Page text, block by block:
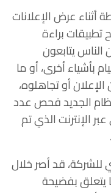
عرض الإعلانات
تطبيقات براءة
الناس يتابعون
بأشياء أخرى، أو ما
أو تجاهلوه،
الجديد فحص عدد
الإنترنت الذي تم
للشركة، قد أصر خلال
يتعلق بفضيحة